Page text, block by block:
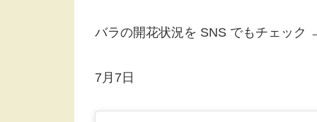
バラの開花状況を SNS でもチェッ
7月7日